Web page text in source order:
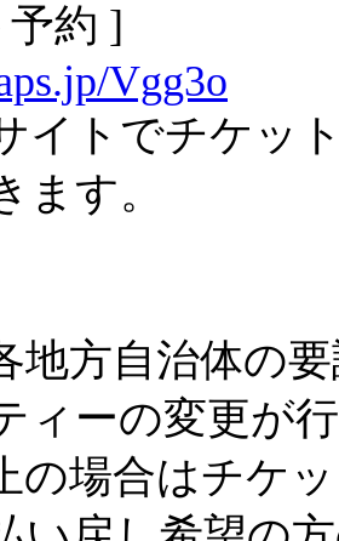
約 ]
Vgg3o
イトでチケッ
ます。
地方自治体の
ィーの変更が
の場合はチケ